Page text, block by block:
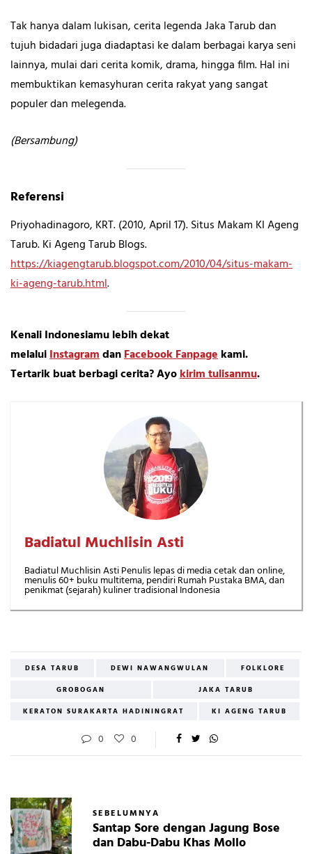
Tak hanya dalam lukisan, cerita legenda Jaka Tarub dan
tujuh bidadari juga diadaptasi ke dalam berbagai karya seni
lainnya, mulai dari cerita komik, drama, hingga film. Hal ini
membuktikan kemasyhuran cerita rakyat yang sangat
populer dan melegenda.
(Bersambung)
Referensi
Priyohadinagoro, KRT. (2010, April 17). Situs Makam KI Ageng
Tarub. Ki Ageng Tarub Blogs.
https://kiagengtarub.blogspot.com/2010/04/situs-makam-
ki-ageng-tarub.html.
Kenali Indonesiamu lebih dekat
melaluiInstagramdanFacebook Fanpagekami.
Tertarik buat berbagi cerita? Ayokirim tulisanmu.
Badiatul Muchlisin Asti
Badiatul Muchlisin Asti Penulis lepas di media cetak dan online,
menulis 60+ buku multitema, pendiri Rumah Pustaka BMA, dan
penikmat (sejarah) kuliner tradisional Indonesia
DESA TARUB DEWI NAWANGWULAN
FOLKLORE
GROBOGAN
JAKA TARUB
KERATON SURAKARTA HADININGRAT
KI AGENG TARUB
0 0
SEBELUMNYA
Santap Sore dengan Jagung Bose
dan Dabu-Dabu Khas Mollo